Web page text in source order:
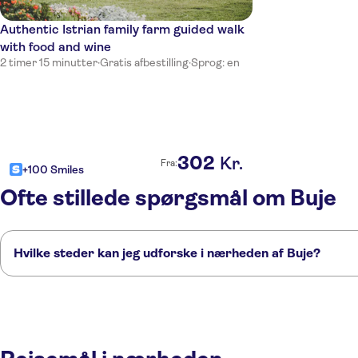
Authentic Istrian family farm guided walk
with food and wine
2 timer 15 minutter·Gratis afbestilling·Sprog: en
+100 Smiles Fra:302 Kr.
Ofte stillede spørgsmål om Buje
Hvilke steder kan jeg udforske i nærheden af Buje?